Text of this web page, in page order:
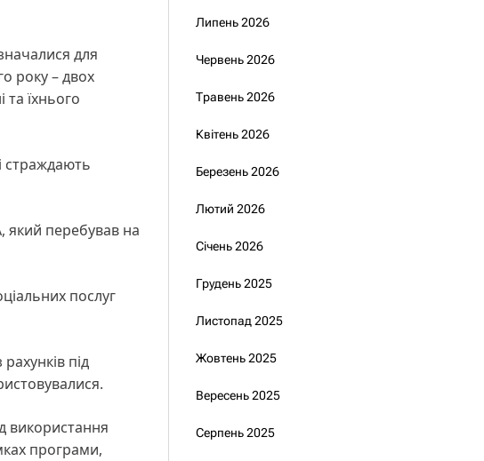
для
року – двох
їхнього
страждають
який перебував на
послуг
під
використання
програми,
Липень 2026
Червень 2026
Травень 2026
Квітень 2026
Березень 2026
Лютий 2026
Січень 2026
Грудень 2025
Листопад 2025
Жовтень 2025
Вересень 2025
Серпень 2025